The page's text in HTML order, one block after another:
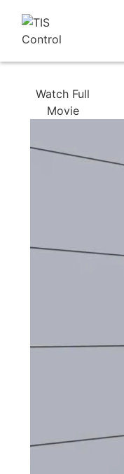
Watch Full
Movie